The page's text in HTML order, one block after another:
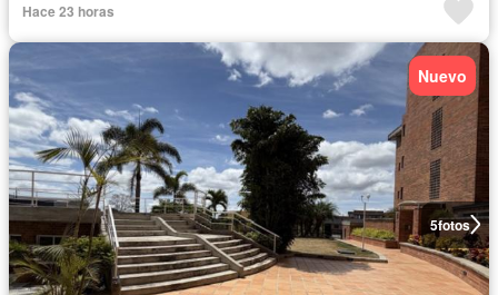
Hace 23 horas
5fotos
Nuevo